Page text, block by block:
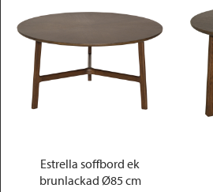
Estrella soffbord ek
brunlackad Ø85 cm